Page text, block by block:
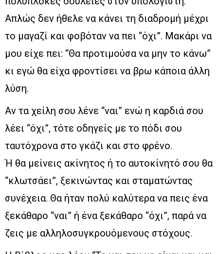
Απλώς δεν ήθελε να κάνει τη διαδρομή μέχρι
το μαγαζί και φοβόταν να πει “όχι”. Μακάρι να
μου είχε πει: “Θα προτιμούσα να μην το κάνω”
κι εγώ θα είχα φροντίσει να βρω κάποια άλλη
λύση.
Αν τα χείλη σου λένε “ναι” ενώ η καρδιά σου
λέει “όχι”, τότε οδηγείς με το πόδι σου
ταυτόχρονα στο γκάζι και στο φρένο.
Ή θα μείνεις ακίνητος ή το αυτοκίνητό σου θα
“κλωτσάει”, ξεκινώντας και σταματώντας
συνέχεια. Θα ήταν πολύ καλύτερα να πεις ένα
ξεκάθαρο “ναι” ή ένα ξεκάθαρο “όχι”, παρά να
ζεις με αλληλοσυγκρουόμενους στόχους.